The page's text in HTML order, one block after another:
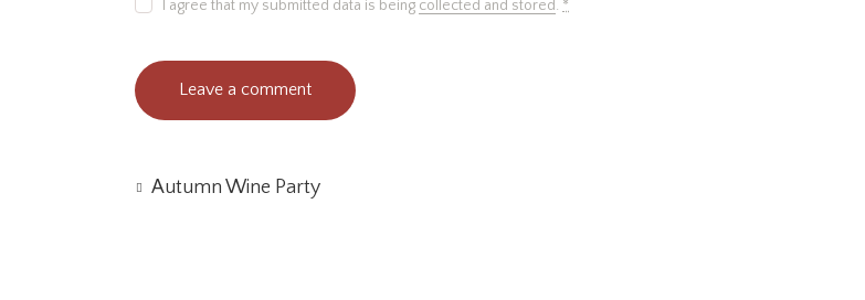
I agree that my submitted data is being collected and stored. *
Autumn Wine Party